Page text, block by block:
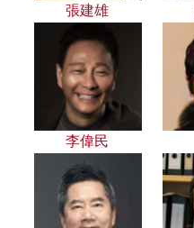
張建雄
李偉民